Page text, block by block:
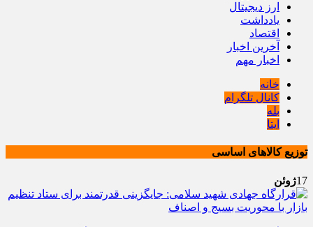
ارز دیجیتال
یادداشت
اقتصاد
آخرین اخبار
اخبار مهم
خانه
کانال تلگرام
بله
ایتا
توزیع کالاهای اساسی
17ژوئن